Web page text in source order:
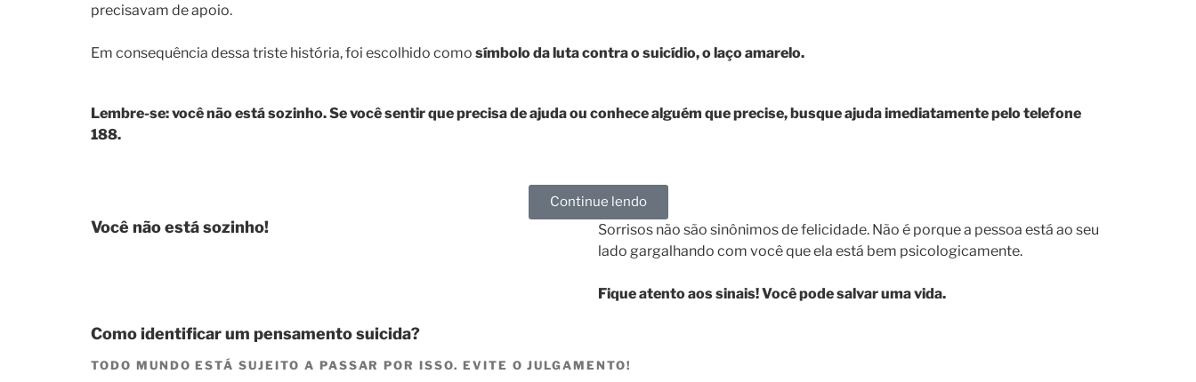
precisavam de apoio.
Em consequência dessa triste história, foi escolhido como símbolo da luta contra o suicídio, o laço amarelo.
Lembre-se: você não está sozinho. Se você sentir que precisa de ajuda ou conhece alguém que precise, busque ajuda imediatamente pelo telefone
188.
Continue lendo
Você não está sozinho!
Sorrisos não são sinônimos de felicidade. Não é porque a pessoa está ao seu
lado gargalhando com você que ela está bem psicologicamente.
Fique atento aos sinais! Você pode salvar uma vida.
Como identificar um pensamento suicida?
TODO MUNDO ESTÁ SUJEITO A PASSAR POR ISSO. EVITE O JULGAMENTO!